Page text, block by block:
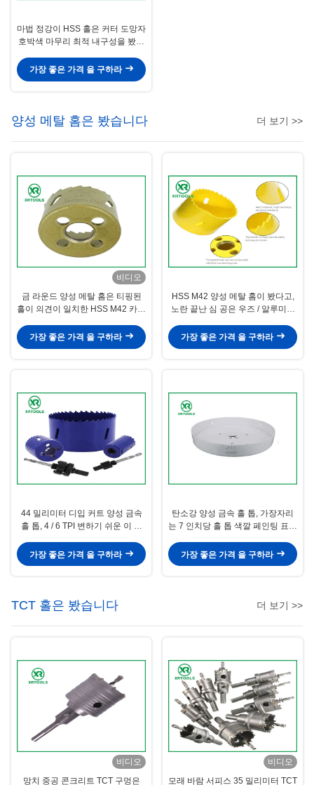
마법 정강이 HSS 홀은 커터 도망자
호박색 마무리 최적 내구성을 봤습
가장 좋은 가격 을 구하라
양성 메탈 홈은 봤습니다 더 보기 >>
비디오
금 라운드 양성 메탈 홈은 티핑된
홀이 의견이 일치한 HSS M42 카바
가장 좋은 가격 을 구하라
HSS M42 양성 메탈 홈이 봤다고,
노란 끝난 심 공은 우즈 / 알루미늄
가장 좋은 가격 을 구하라
44 밀리미터 디입 커트 양성 금속
홀 톱, 4 / 6 TPI 변하기 쉬운 이 금
가장 좋은 가격 을 구하라
탄소강 양성 금속 홀 톱, 가장자리
는 7 인치당 홀 톱 색깔 페인팅 표면
가장 좋은 가격 을 구하라
TCT 홀은 봤습니다 더 보기 >>
비디오
망치 중공 콘크리트 TCT 구멍은
비디오
모래 바람 서피스 35 밀리미터 TCT